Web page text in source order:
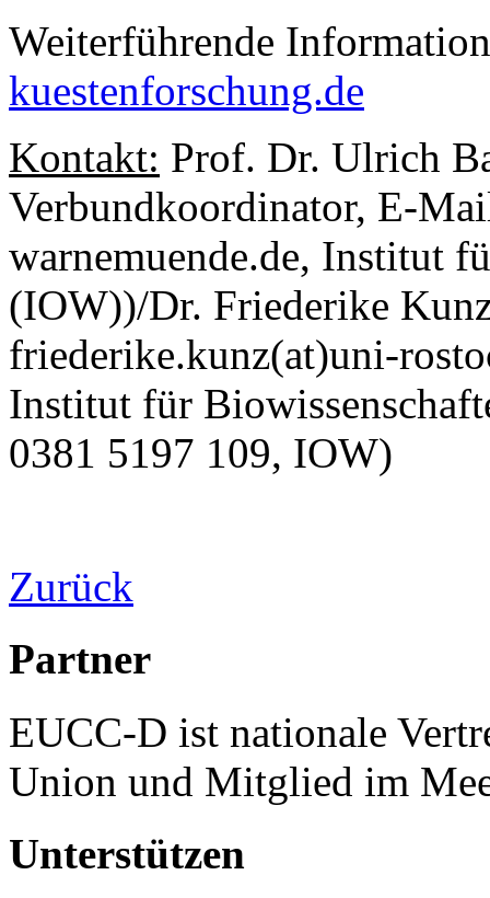
Weiterführende
kuestenforschung.de
Kontakt: Prof. Dr. Ulrich
Verbundkoordinator,
warnemuende.de, Institut
(IOW))/Dr. Friederike
friederike.kunz(at)uni-
Institut für
0381 5197 109, IOW)
Zurück
Partner
EUCC-D ist nationale
Union und Mitglied im
Unterstützen